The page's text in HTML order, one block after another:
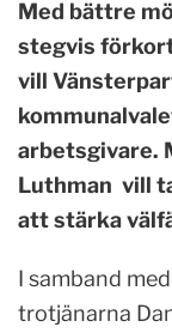
Med bättre
stegvis
vill
arbetsgivare.
Luthman vill
att stärka
I samband
trotjänarna